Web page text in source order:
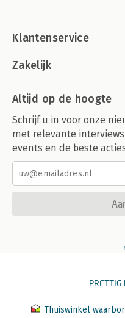
Klantenservice
Zakelijk
Altijd op de hoogte
Schrijf u in voor onze
met relevante
events en de beste
Thuiswinkel